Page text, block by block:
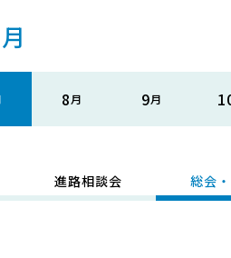
月
8 9
進路相談会 総会